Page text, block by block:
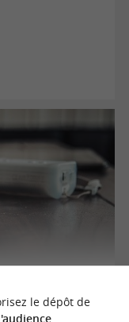
le dépôt de
.